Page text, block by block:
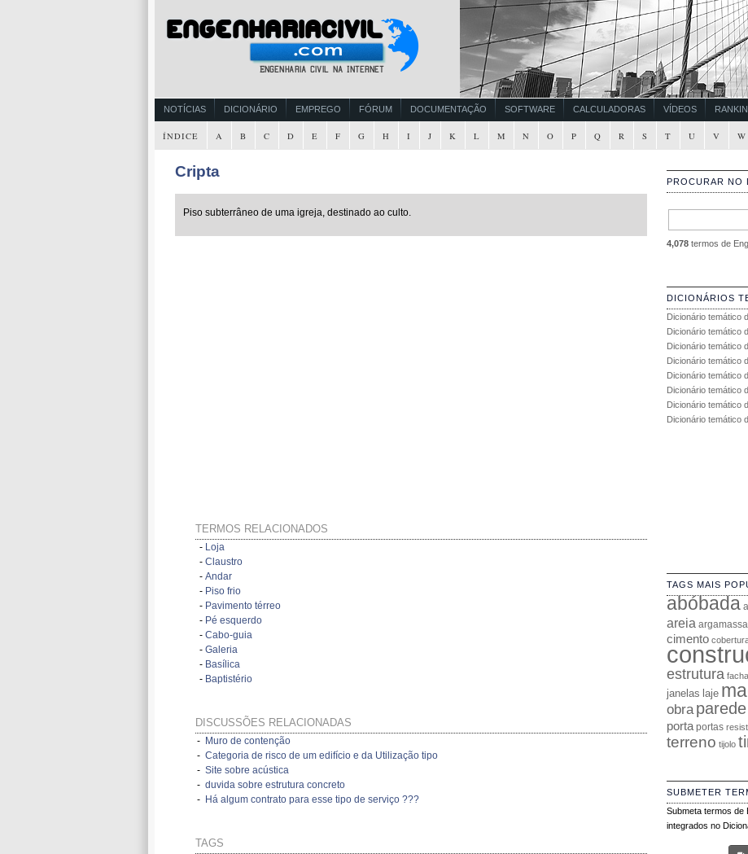
NOTÍCIAS DICIONÁRIO EMPREGO FÓRUM DOCUMENTAÇÃO SOFTWARE CALCULADORAS VÍDEOS
ÍNDICE A B C D E F G H I J K L M N O P Q R S T U V W
Cripta
Piso subterrâneo de uma igreja, destinado ao culto.
TERMOS RELACIONADOS
- Loja
- Claustro
- Andar
- Piso frio
- Pavimento térreo
- Pé esquerdo
- Cabo-guia
- Galeria
- Basílica
- Baptistério
DISCUSSÕES RELACIONADAS
- Muro de contenção
- Categoria de risco de um edifício e da Utilização tipo
- Site sobre acústica
- duvida sobre estrutura concreto
- Há algum contrato para esse tipo de serviço ???
TAGS
PROCURAR NO
4,078termos de
DICIONÁRIOS
Dicionário temático
Dicionário temático
Dicionário temático
Dicionário temático
Dicionário temático
Dicionário temático
Dicionário temático
Dicionário temático
TAGS MAIS
abóbada
areia argamassa
cimento
estrutura
janelas laje
obra parede
porta portas
terreno tijolo
SUBMETER
Submeta termos de
integrados no